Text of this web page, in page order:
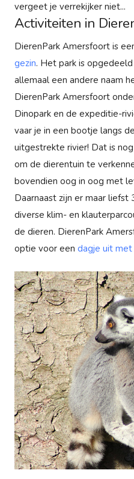
vergeet je verrekijker niet...
Activiteiten in
DierenPark Amersfoort is
gezin. Het park is
allemaal een andere naam
DierenPark Amersfoort
Dinopark en de expeditie-
vaar je in een bootje langs
uitgestrekte rivier! Dat is
om de dierentuin te
bovendien oog in oog met
Daarnaast zijn er maar liefst
diverse klim- en
de dieren. DierenPark
optie voor een dagje uit met